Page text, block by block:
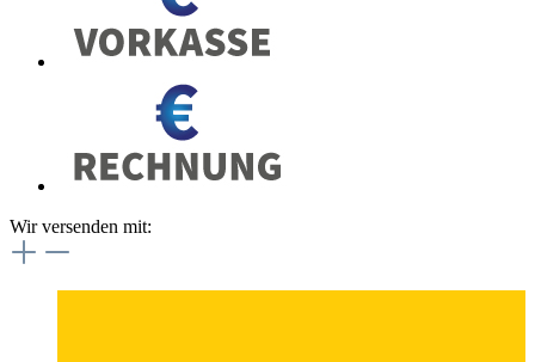
Wir versenden mit: